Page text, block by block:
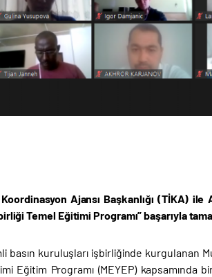
Ajansı Başkanlığı (TİKA)
Temel Eğitimi Programı” başarıyla
basın kuruluşları işbirliğinde kurgulanan
Eğitim Programı (MEYEP) kapsamında